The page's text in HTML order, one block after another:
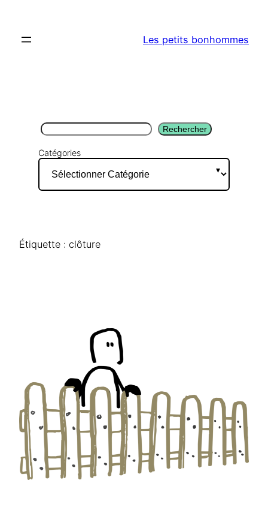
contenu
Les petits bonhommes
Rechercher Rechercher
Catégories
Étiquette : clôture